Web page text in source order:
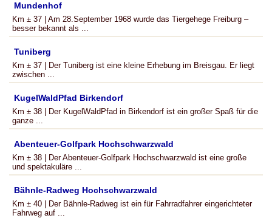
Mundenhof
Km ± 37 | Am 28.September 1968 wurde das Tiergehege Freiburg –
besser bekannt als ...
Tuniberg
Km ± 37 | Der Tuniberg ist eine kleine Erhebung im Breisgau. Er liegt
zwischen ...
KugelWaldPfad Birkendorf
Km ± 38 | Der KugelWaldPfad in Birkendorf ist ein großer Spaß für die
ganze ...
Abenteuer-Golfpark Hochschwarzwald
Km ± 38 | Der Abenteuer-Golfpark Hochschwarzwald ist eine große
und spektakuläre ...
Bähnle-Radweg Hochschwarzwald
Km ± 40 | Der Bähnle-Radweg ist ein für Fahrradfahrer eingerichteter
Fahrweg auf ...